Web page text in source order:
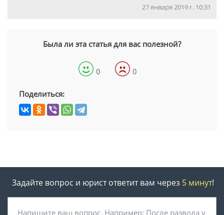
27 января 2019 г. 10:31
Была ли эта статья для вас полезной?
0 0
Поделиться:
Задайте вопрос и юрист ответит вам через 5 минут!